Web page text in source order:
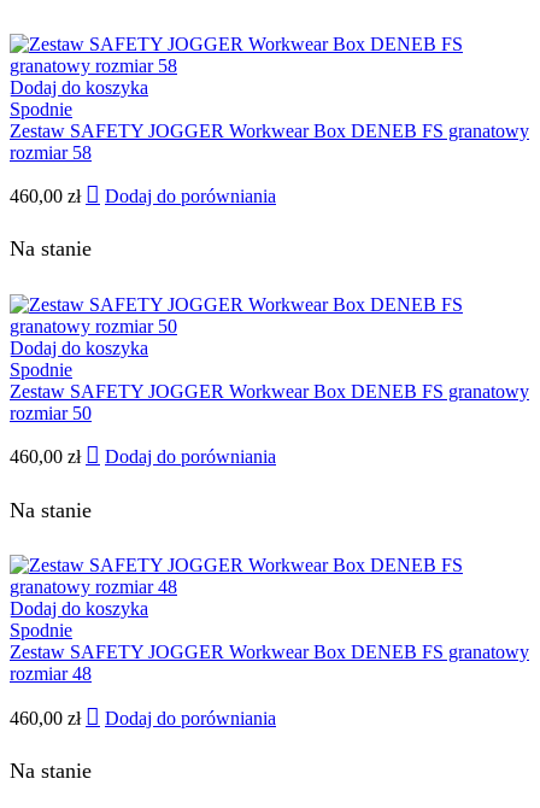
Dodaj do koszyka
Spodnie
Zestaw SAFETY JOGGER Workwear Box DENEB FS granatowy
rozmiar 58
460,00 zł Dodaj do porówniania
Na stanie
Dodaj do koszyka
Spodnie
Zestaw SAFETY JOGGER Workwear Box DENEB FS granatowy
rozmiar 50
460,00 zł Dodaj do porówniania
Na stanie
Dodaj do koszyka
Spodnie
Zestaw SAFETY JOGGER Workwear Box DENEB FS granatowy
rozmiar 48
460,00 zł Dodaj do porówniania
Na stanie